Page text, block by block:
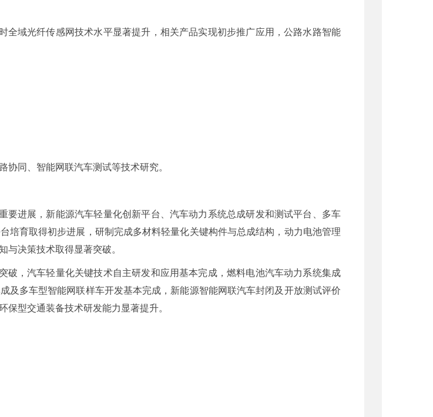
域光纤传感网技术水平显著提升，相关产品实现初步推广应用，公路水路智能
同、智能网联汽车测试等技术研究。
进展，新能源汽车轻量化创新平台、汽车动力系统总成研发和测试平台、多车
培育取得初步进展，研制完成多材料轻量化关键构件与总成结构，动力电池管理
决策技术取得显著突破。
，汽车轻量化关键技术自主研发和应用基本完成，燃料电池汽车动力系统集成
及多车型智能网联样车开发基本完成，新能源智能网联汽车封闭及开放测试评价
型交通装备技术研发能力显著提升。